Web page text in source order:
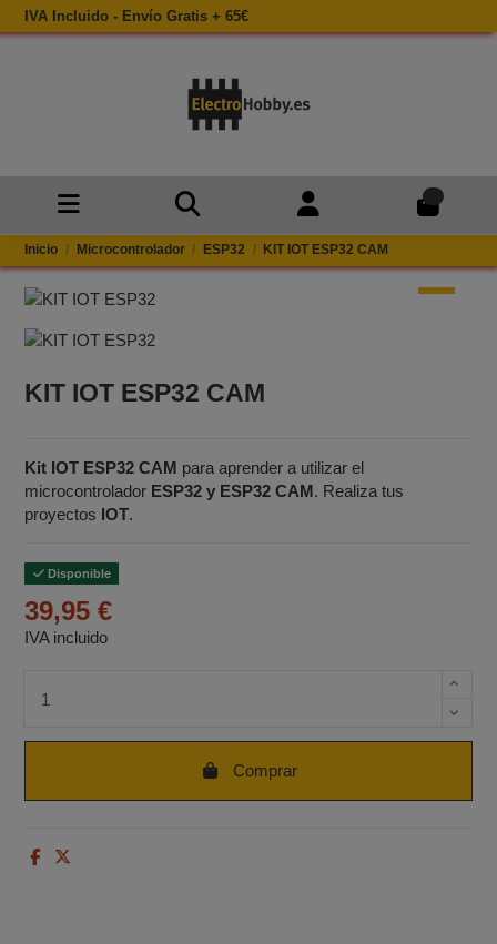
IVA Incluido - Envío Gratis + 65€
Inicio Microcontrolador ESP32 KIT IOT ESP32 CAM
KIT IOT ESP32 CAM
Kit IOT ESP32 CAM para aprender a utilizar el
microcontrolador ESP32 y ESP32 CAM. Realiza tus
proyectos IOT.
Disponible
39,95 €
IVA incluido
Comprar